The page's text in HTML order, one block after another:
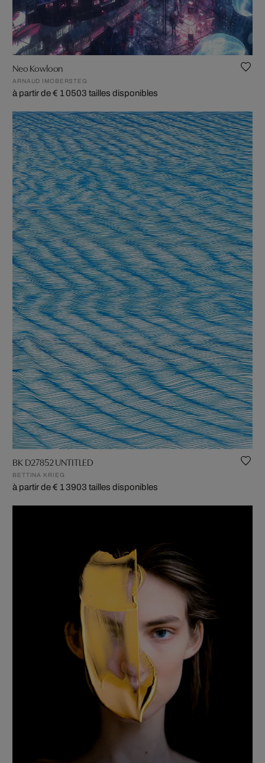
Neo Kowloon
ARNAUD IMOBERSTEG
à partir de € 1 0503 tailles disponibles
BK D27852 UNTITLED
BETTINA KRIEG
à partir de € 1 3903 tailles disponibles